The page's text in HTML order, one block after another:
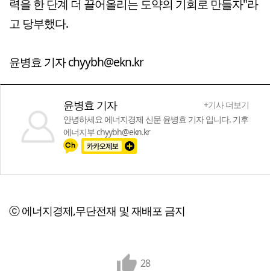
력을 한 단계 더 끌어올리는 도약의 기회로 만들자"라
고 당부했다.
윤병효 기자 chyybh@ekn.kr
윤병효 기자
+기사 더보기
안녕하세요 에너지경제 신문 윤병효 기자 입니다. 기후
에너지부 chyybh@ekn.kr
ⓒ 에너지경제,무단전재 및 재배포 금지
28